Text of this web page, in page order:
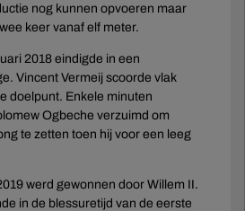
nog kunnen opvoeren maar
keer vanaf elf meter.
2018 eindigde in een
Vincent Vermeij scoorde vlak
doelpunt. Enkele minuten
Ogbeche verzuimd om
te zetten toen hij voor een leeg
werd gewonnen door Willem II.
in de blessuretijd van de eerste